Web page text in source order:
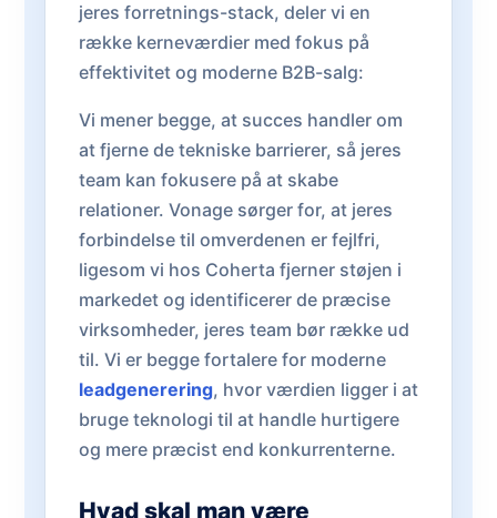
jeres forretnings-stack, deler vi en
række kerneværdier med fokus på
effektivitet og moderne B2B-salg:
Vi mener begge, at succes handler om
at fjerne de tekniske barrierer, så jeres
team kan fokusere på at skabe
relationer. Vonage sørger for, at jeres
forbindelse til omverdenen er fejlfri,
ligesom vi hos Coherta fjerner støjen i
markedet og identificerer de præcise
virksomheder, jeres team bør række ud
til. Vi er begge fortalere for moderne
leadgenerering, hvor værdien ligger i at
bruge teknologi til at handle hurtigere
og mere præcist end konkurrenterne.
Hvad skal man være